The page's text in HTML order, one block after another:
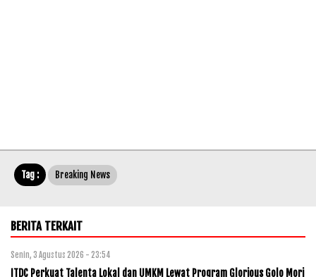
Tag : Breaking News
BERITA TERKAIT
Senin, 3 Agustus 2026 - 23:54
ITDC Perkuat Talenta Lokal dan UMKM Lewat Program Glorious Golo Mori